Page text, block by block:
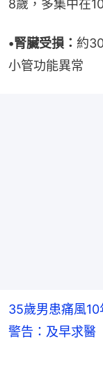
8歲，多集中在
•腎臟受損： 約
小管功能異常
35歲男患痛風
警告：及早求醫